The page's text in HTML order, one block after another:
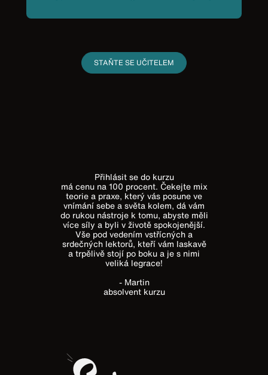
STAŇTE SE UČITELEM
Přihlásit se do kurzu
má cenu na 100 procent. Čekejte mix
teorie a praxe, který vás posune ve
vnímání sebe a světa kolem, dá vám
do rukou nástroje k tomu, abyste měli
více síly a byli v životě spokojenější.
Vše pod vedením vstřícných a
srdečných lektorů, kteří vám laskavě
a trpělivě stojí po boku a je s nimi
veliká legrace!
- Martin
absolvent kurzu